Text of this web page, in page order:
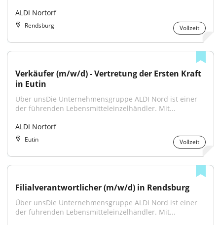
ALDI Nortorf
Rendsburg Vollzeit
Verkäufer (m/w/d) - Vertretung der Ersten Kraft
in Eutin
Über unsDie Unternehmensgruppe ALDI Nord ist einer
der führenden Lebensmitteleinzelhändler. Mit...
ALDI Nortorf
Eutin Vollzeit
Filialverantwortlicher (m/w/d) in Rendsburg
Über unsDie Unternehmensgruppe ALDI Nord ist einer
der führenden Lebensmitteleinzelhändler. Mit...